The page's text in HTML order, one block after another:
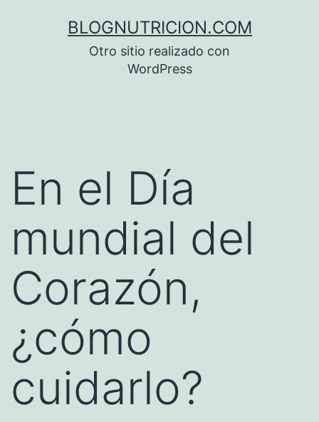
BLOGNUTRICION.COM
Otro sitio realizado con
WordPress
En el Día
mundial del
Corazón,
¿cómo
cuidarlo?